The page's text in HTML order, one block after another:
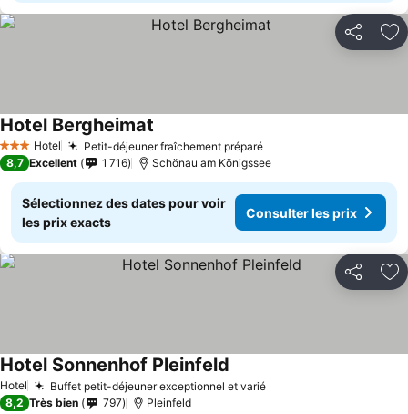
Partager
3 ÉtoilesHotel Petit-déjeuner fraîchement préparéConsulter les prix
Hotel Bergheimat
8,7 Excellent 1 716 Schönau am Königssee
Sélectionnez des dates pour voir
les prix exacts
Consulter les prix
Partager
Hotel Buffet petit-déjeuner exceptionnel et variéConsulter les prix
Hotel Sonnenhof Pleinfeld
8,2 Très bien 797 Pleinfeld